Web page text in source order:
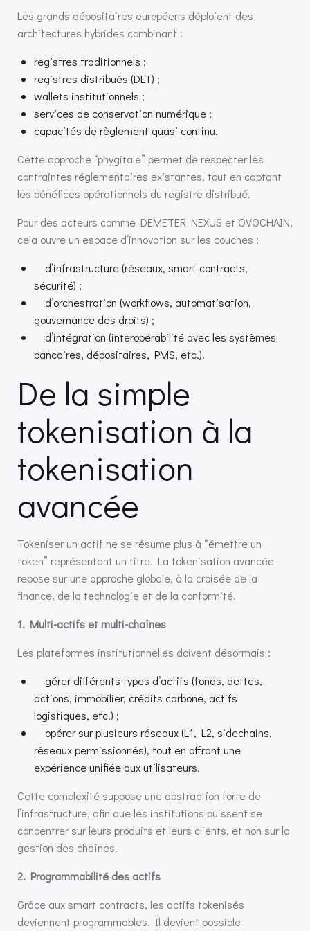
Les grands dépositaires européens déploient des
architectures hybrides combinant :
registres traditionnels ;
registres distribués (DLT) ;
wallets institutionnels ;
services de conservation numérique ;
capacités de règlement quasi continu.
Cette approche “phygitale” permet de respecter les
contraintes réglementaires existantes, tout en captant
les bénéfices opérationnels du registre distribué.
Pour des acteurs comme DEMETER NEXUS et OVOCHAIN,
cela ouvre un espace d’innovation sur les couches :
d’infrastructure (réseaux, smart contracts,
sécurité) ;
d’orchestration (workflows, automatisation,
gouvernance des droits) ;
d’intégration (interopérabilité avec les systèmes
bancaires, dépositaires, PMS, etc.).
De la simple
tokenisation à la
tokenisation
avancée
Tokeniser un actif ne se résume plus à “émettre un
token” représentant un titre. La tokenisation avancée
repose sur une approche globale, à la croisée de la
finance, de la technologie et de la conformité.
1. Multi-actifs et multi-chaînes
Les plateformes institutionnelles doivent désormais :
gérer différents types d’actifs (fonds, dettes,
actions, immobilier, crédits carbone, actifs
logistiques, etc.) ;
opérer sur plusieurs réseaux (L1, L2, sidechains,
réseaux permissionnés), tout en offrant une
expérience unifiée aux utilisateurs.
Cette complexité suppose une abstraction forte de
l’infrastructure, afin que les institutions puissent se
concentrer sur leurs produits et leurs clients, et non sur la
gestion des chaînes.
2. Programmabilité des actifs
Grâce aux smart contracts, les actifs tokenisés
deviennent programmables. Il devient possible